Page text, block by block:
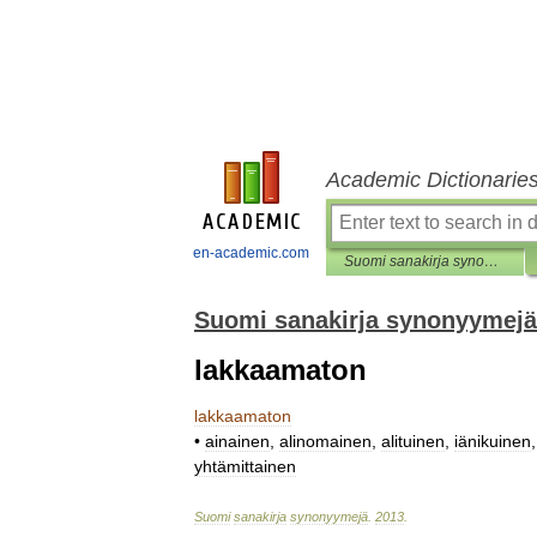
en-academic.com
Academic
Suomi sanakirja synonyymejä
Suomi sanakirja synonyymejä
lakkaamaton
lakkaamaton
• ainainen alinomainen alituinen iänikuinen
yhtämittainen
Suomi sanakirja synonyymejä 2013